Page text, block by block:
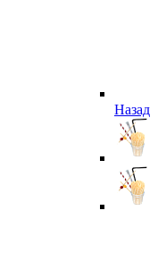
Назад